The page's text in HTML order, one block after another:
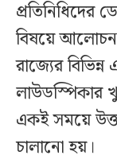
প্রতিনিধিদের
বিষয়ে
রাজ্যের
লাউডস্পিকার
একই সময়ে
চালানো হয়।